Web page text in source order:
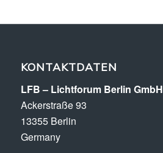
KONTAKTDATEN
LFB – Lichtforum Berlin GmbH
Ackerstraße 93
13355 Berlin
Germany